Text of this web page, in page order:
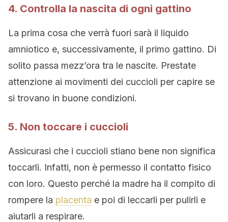
4. Controlla la nascita di ogni gattino
La prima cosa che verrà fuori sarà il liquido
amniotico e, successivamente, il primo gattino. Di
solito passa mezz’ora tra le nascite. Prestate
attenzione ai movimenti dei cuccioli per capire se
si trovano in buone condizioni.
5. Non toccare i cuccioli
Assicurasi che i cuccioli stiano bene non significa
toccarli. Infatti, non è permesso il contatto fisico
con loro. Questo perché la madre ha il compito di
rompere la placenta e poi di leccarli per pulirli e
aiutarli a respirare.